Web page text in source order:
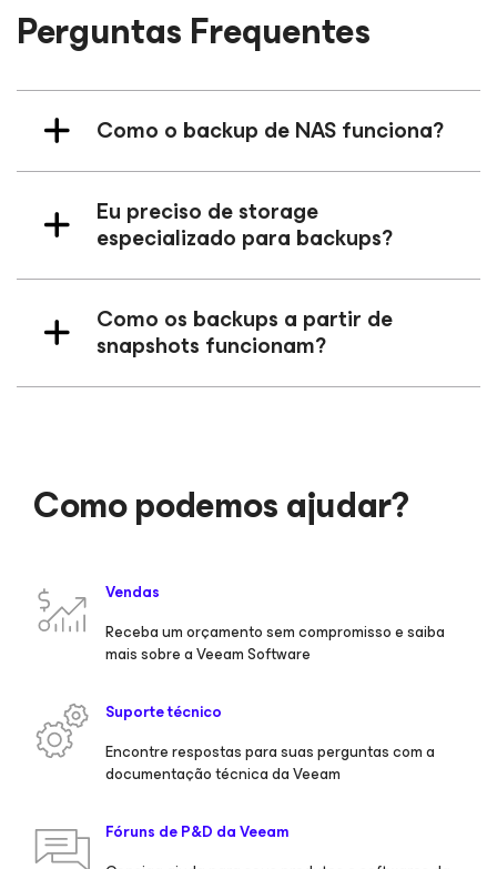
Perguntas Frequentes
Como o backup de NAS funciona?
Eu preciso de storage
especializado para backups?
Como os backups a partir de
snapshots funcionam?
Como podemos ajudar?
Vendas
Receba um orçamento sem compromisso e saiba
mais sobre a Veeam Software
Suporte técnico
Encontre respostas para suas perguntas com a
documentação técnica da Veeam
Fóruns de P&D da Veeam